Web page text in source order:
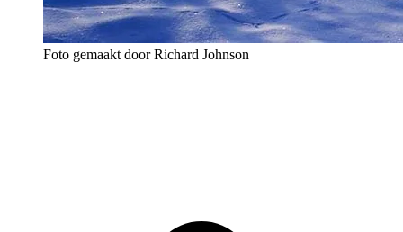
Foto gemaakt door Richard Johnson